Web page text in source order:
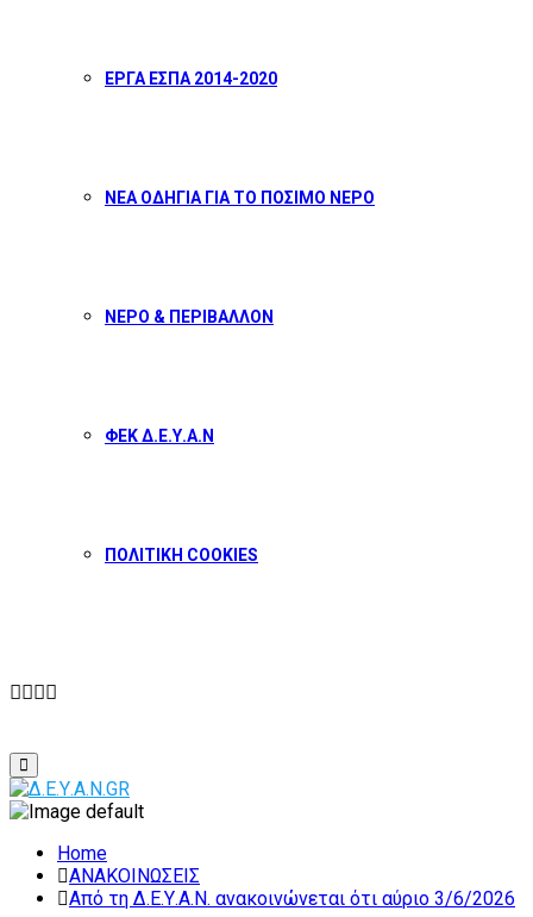
ΕΡΓΑ ΕΣΠΑ 2014-2020
ΝΕΑ ΟΔΗΓΙΑ ΓΙΑ ΤΟ ΠΟΣΙΜΟ ΝΕΡΟ
ΝΕΡΟ & ΠΕΡΙΒΑΛΛΟΝ
ΦΕΚ Δ.Ε.Υ.Α.Ν
ΠΟΛΙΤΙΚΗ COOKIES
Facebook
Twitter
Instagram
Primary
Menu
Home
ΑΝΑΚΟΙΝΩΣΕΙΣ
Από τη Δ.Ε.Υ.Α.Ν. ανακοινώνεται ότι αύριο 3/6/2026